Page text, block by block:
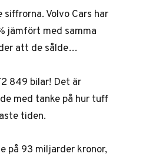
Volvo Cars har
jämfört med samma
att de sålde…
849 bilar! Det är
med tanke på hur tuff
tiden.
på 93 miljarder kronor,